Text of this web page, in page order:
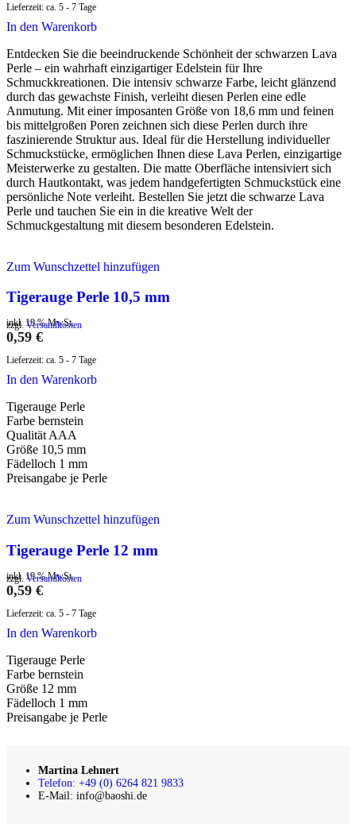
Lieferzeit: ca. 5 - 7 Tage
In den Warenkorb
Entdecken Sie die beeindruckende Schönheit der schwarzen Lava
Perle – ein wahrhaft einzigartiger Edelstein für Ihre
Schmuckkreationen. Die intensiv schwarze Farbe, leicht glänzend
durch das gewachste Finish, verleiht diesen Perlen eine edle
Anmutung. Mit einer imposanten Größe von 18,6 mm und feinen
bis mittelgroßen Poren zeichnen sich diese Perlen durch ihre
faszinierende Struktur aus. Ideal für die Herstellung individueller
Schmuckstücke, ermöglichen Ihnen diese Lava Perlen, einzigartige
Meisterwerke zu gestalten. Die matte Oberfläche intensiviert sich
durch Hautkontakt, was jedem handgefertigten Schmuckstück eine
persönliche Note verleiht. Bestellen Sie jetzt die schwarze Lava
Perle und tauchen Sie ein in die kreative Welt der
Schmuckgestaltung mit diesem besonderen Edelstein.
Zum Wunschzettel hinzufügen
Tigerauge Perle 10,5 mm
inkl. 19 % MwSt.
zzgl. Versandkosten
0,59 €
Lieferzeit: ca. 5 - 7 Tage
In den Warenkorb
Tigerauge Perle
Farbe bernstein
Qualität AAA
Größe 10,5 mm
Fädelloch 1 mm
Preisangabe je Perle
Zum Wunschzettel hinzufügen
Tigerauge Perle 12 mm
inkl. 19 % MwSt.
zzgl. Versandkosten
0,59 €
Lieferzeit: ca. 5 - 7 Tage
In den Warenkorb
Tigerauge Perle
Farbe bernstein
Größe 12 mm
Fädelloch 1 mm
Preisangabe je Perle
Martina Lehnert
Telefon: +49 (0) 6264 821 9833
E-Mail: info@baoshi.de